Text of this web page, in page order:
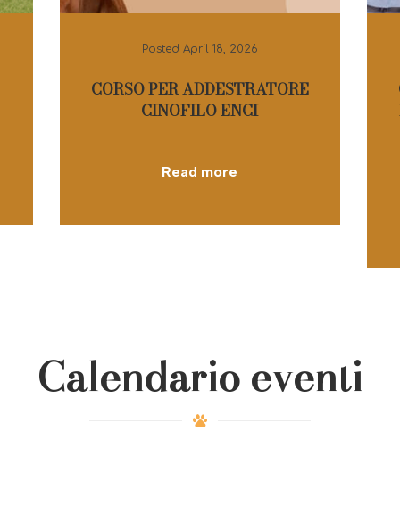
Posted April 18, 2026
CORSO PER ADDESTRATORE
CINOFILO ENCI
Read more
Calendario eventi